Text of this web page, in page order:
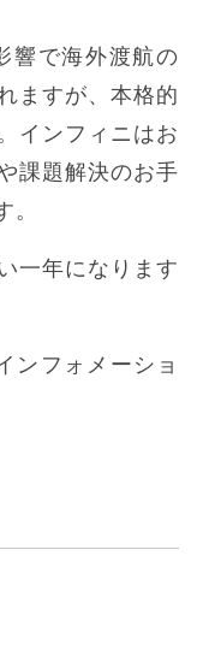
響で海外渡航の
ますが、本格的
インフィニはお
課題解決のお手
。
一年になります
ンフォメーショ